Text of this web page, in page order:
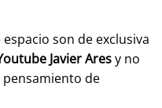
son de exclusiva
Javier Aresy no
de